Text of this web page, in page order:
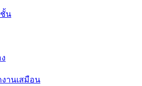
น
านเสมือน